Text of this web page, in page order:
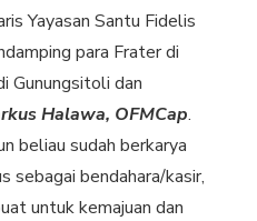
Yayasan Santu Fidelis
para Frater di
Gunungsitoli dan
Halawa, OFMCap.
beliau sudah berkarya
sebagai bendahara/kasir,
untuk kemajuan dan